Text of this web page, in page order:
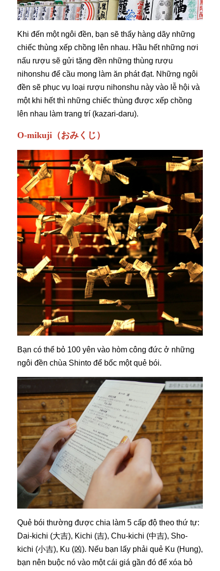
Khi đến một ngôi đền, bạn sẽ thấy hàng dãy những
chiếc thùng xếp chồng lên nhau. Hầu hết những nơi
nấu rượu sẽ gửi tặng đền những thùng rượu
nihonshu để cầu mong làm ăn phát đạt. Những ngôi
đền sẽ phục vụ loại rượu nihonshu này vào lễ hội và
một khi hết thì những chiếc thùng được xếp chồng
lên nhau làm trang trí (kazari-daru).
O-mikuji（おみくじ）
Bạn có thể bỏ 100 yên vào hòm công đức ở những
ngôi đền chùa Shinto để bốc một quẻ bói.
Quẻ bói thường được chia làm 5 cấp độ theo thứ tự:
Dai-kichi (大吉), Kichi (吉), Chu-kichi (中吉), Sho-
kichi (小吉), Ku (凶). Nếu bạn lấy phải quẻ Ku (Hung),
bạn nên buộc nó vào một cái giá gần đó để xóa bỏ